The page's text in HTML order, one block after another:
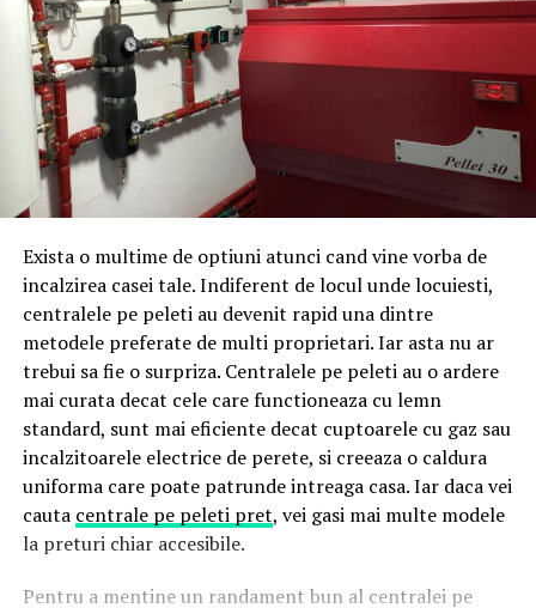
Exista o multime de optiuni atunci cand vine vorba de
incalzirea casei tale. Indiferent de locul unde locuiesti,
centralele pe peleti au devenit rapid una dintre
metodele preferate de multi proprietari. Iar asta nu ar
trebui sa fie o surpriza. Centralele pe peleti au o ardere
mai curata decat cele care functioneaza cu lemn
standard, sunt mai eficiente decat cuptoarele cu gaz sau
incalzitoarele electrice de perete, si creeaza o caldura
uniforma care poate patrunde intreaga casa. Iar daca vei
cauta centrale pe peleti pret, vei gasi mai multe modele
la preturi chiar accesibile.
Pentru a mentine un randament bun al centralei pe